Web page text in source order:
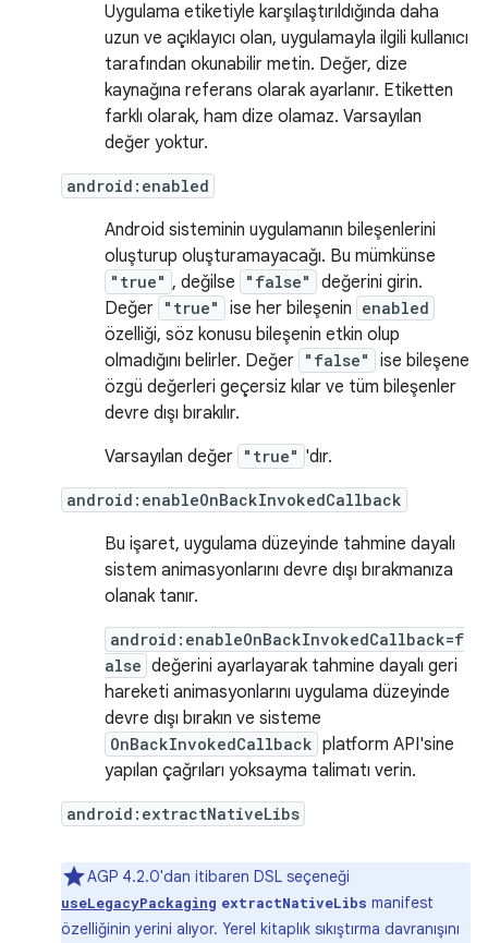
Uygulama etiketiyle karşılaştırıldığında daha
uzun ve açıklayıcı olan, uygulamayla ilgili kullanıcı
tarafından okunabilir metin. Değer, dize
kaynağına referans olarak ayarlanır. Etiketten
farklı olarak, ham dize olamaz. Varsayılan
değer yoktur.
android:enabled
Android sisteminin uygulamanın bileşenlerini
oluşturup oluşturamayacağı. Bu mümkünse
"true" , değilse "false"
değerini girin.
Değer "true" ise her bileşenin enabled
özelliği, söz konusu bileşenin etkin olup
olmadığını belirler. Değer "false"
ise bileşene
özgü değerleri geçersiz kılar ve tüm bileşenler
devre dışı bırakılır.
Varsayılan değer "true" 'dır.
android:enableOnBackInvokedCallback
Bu işaret, uygulama düzeyinde tahmine dayalı
sistem animasyonlarını devre dışı bırakmanıza
olanak tanır.
android:enableOnBackInvokedCallback=f
alse değerini ayarlayarak tahmine dayalı geri
hareketi animasyonlarını uygulama düzeyinde
devre dışı bırakın ve sisteme
OnBackInvokedCallback platform API'sine
yapılan çağrıları yoksayma talimatı verin.
android:extractNativeLibs
AGP 4.2.0'dan itibaren DSL seçeneği
useLegacyPackaging extractNativeLibs manifest
özelliğinin yerini alıyor. Yerel kitaplık sıkıştırma davranışını